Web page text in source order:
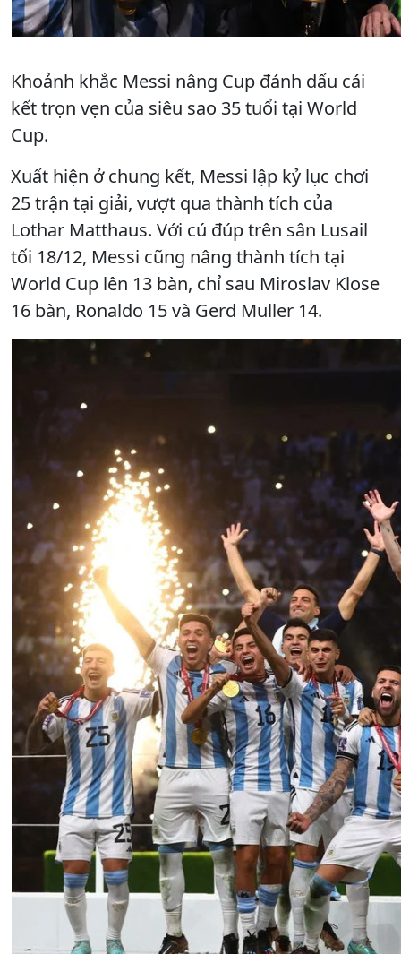
Khoảnh khắc Messi nâng Cup đánh dấu cái
kết trọn vẹn của siêu sao 35 tuổi tại World
Cup.
Xuất hiện ở chung kết, Messi lập kỷ lục chơi
25 trận tại giải, vượt qua thành tích của
Lothar Matthaus. Với cú đúp trên sân Lusail
tối 18/12, Messi cũng nâng thành tích tại
World Cup lên 13 bàn, chỉ sau Miroslav Klose
16 bàn, Ronaldo 15 và Gerd Muller 14.